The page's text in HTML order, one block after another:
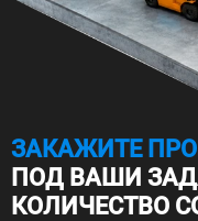
ЗАКАЖИТЕ
ПОД ВАШИ
КОЛИЧЕСТВО